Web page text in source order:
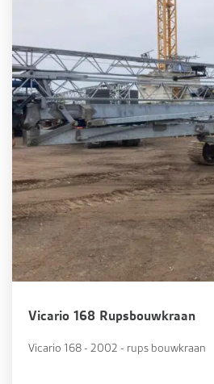
Vicario 168 Rupsbouwkraan
Vicario 168 - 2002 - rups bouwkraan